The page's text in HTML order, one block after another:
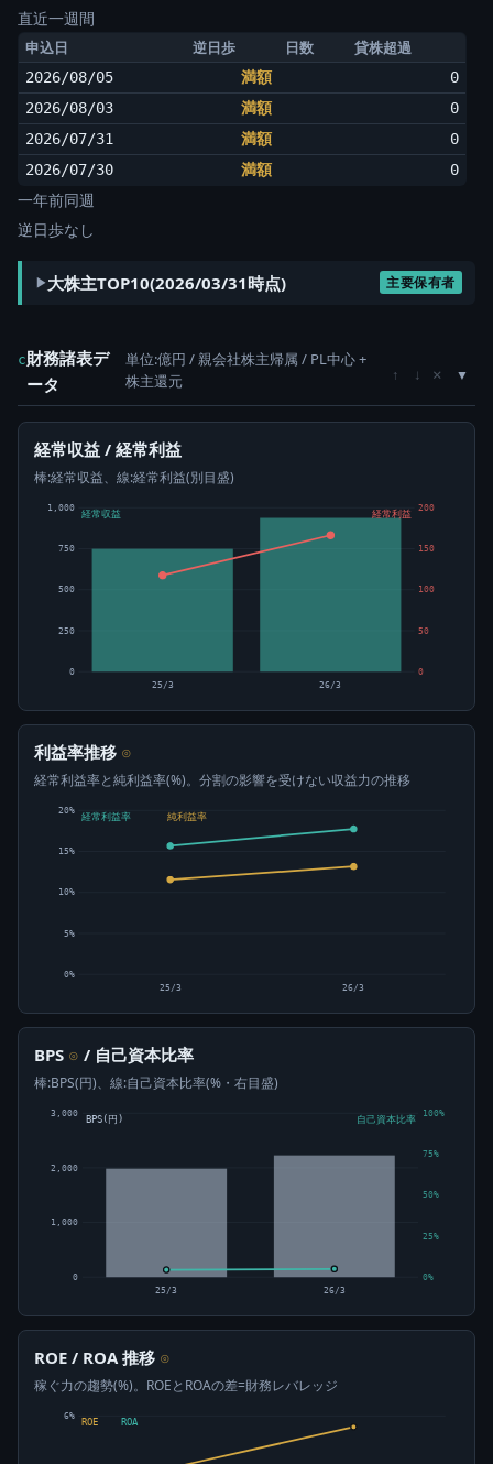
直近一週間
申込日 逆日歩 日数 貸株超過
2026/08/05 満額
0
2026/08/03
満額
0
2026/07/31
満額
0
2026/07/30
満額 0
一年前同週
逆日歩なし
大株主TOP10(2026/03/31時点) 主要保有者
c財務諸表デ
ータ
単位:億円 / 親会社株主帰属 / PL中心 +
株主還元
↑ ↓ ×
経常収益 / 経常利益
棒:経常収益、線:経常利益(別目盛)
0
250
500
750
1,000
0
50
100
150
200
25/3 26/3
経常収益 経常利益
利益率推移 ⊙
経常利益率と純利益率(%)。分割の影響を受けない収益力の推移
0%
5%
10%
15%
20%
経常利益率 純利益率
25/3 26/3
BPS ⊙ / 自己資本比率
棒:BPS(円)、線:自己資本比率(%・右目盛)
0
1,000
2,000
3,000
0%
25%
50%
75%
100%
25/3 26/3
BPS(円) 自己資本比率
ROE / ROA 推移 ⊙
稼ぐ力の趨勢(%)。ROEとROAの差=財務レバレッジ
6%
ROE ROA